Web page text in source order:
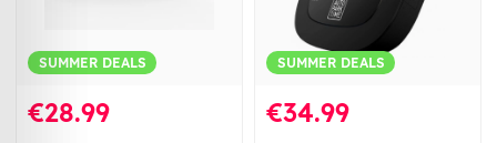
SUMMER DEALS
€28.99
SUMMER DEALS
€34.99